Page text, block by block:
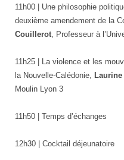
11h00 | Une philosophie
deuxième amendement de la
Couillerot , Professeur à
11h25 | La violence et les
la Nouvelle-Calédonie, Laurine
Moulin Lyon 3
11h50 | Temps d’échanges
12h30 | Cocktail déjeunatoire